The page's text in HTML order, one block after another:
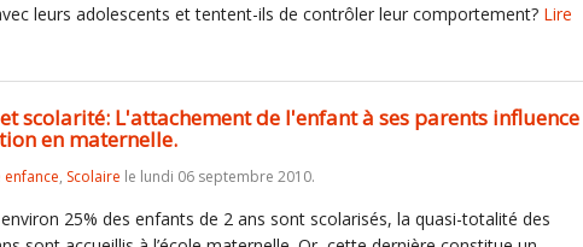
leurs adolescents et tentent-ils de contrôler leur comportement? Lire
scolarité: L'attachement de l'enfant à ses parents influence
en maternelle.
enfance, Scolaire le lundi 06 septembre 2010.
25% des enfants de 2 ans sont scolarisés, la quasi-totalité des